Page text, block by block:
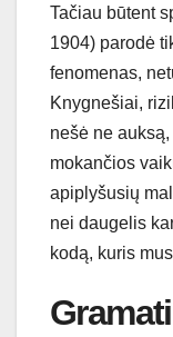
Tačiau būtent
1904) parodė
fenomenas,
Knygnešiai,
nešė ne
mokančios
apiplyšusių
nei daugelis
kodą, kuris